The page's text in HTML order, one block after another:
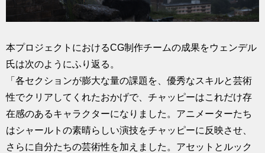
本プロジェクトにおけるCG制作チームの成果をウェンデル
氏は次のようにふり返る。
「各セクションが膨大な量の課題を、優秀なスキルと芸術
性でクリアしてくれたおかげで、チャッピーはこれだけ存
在感のあるキャラクターになりました。アニメーターたち
はシャールトの素晴らしい演技をチャッピーに反映させ、
さらに自分たちの芸術性を加えました。アセットとルック